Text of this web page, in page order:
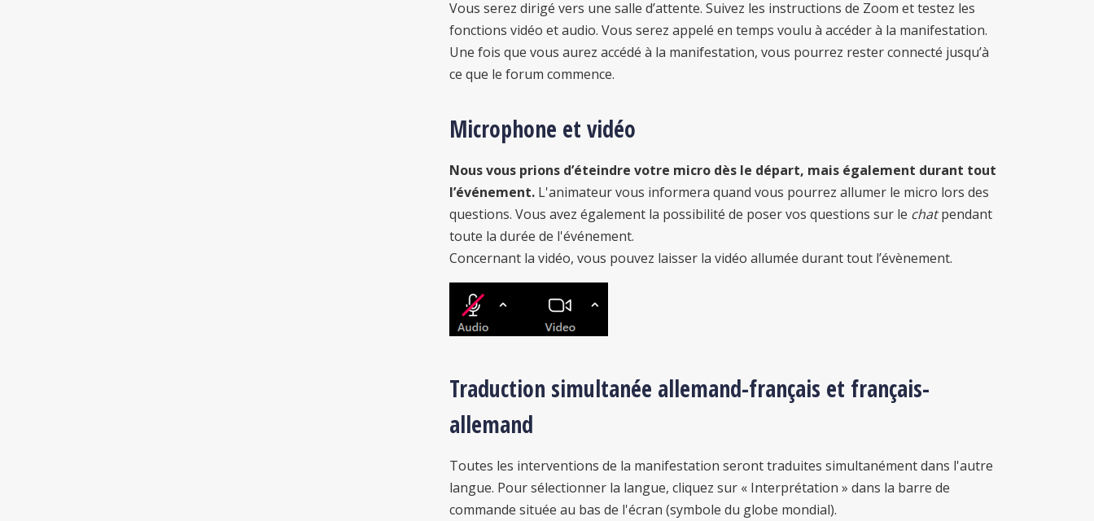
Vous serez dirigé vers une salle d’attente. Suivez les instructions de Zoom et testez les
fonctions vidéo et audio. Vous serez appelé en temps voulu à accéder à la manifestation.
Une fois que vous aurez accédé à la manifestation, vous pourrez rester connecté jusqu’à
ce que le forum commence.
Microphone et vidéo
Nous vous prions d’éteindre votre micro dès le départ, mais également durant tout
l’événement. L'animateur vous informera quand vous pourrez allumer le micro lors des
questions. Vous avez également la possibilité de poser vos questions sur le chatpendant
toute la durée de l'événement.
Concernant la vidéo, vous pouvez laisser la vidéo allumée durant tout l’évènement.
Traduction simultanée allemand-français et français-
allemand
Toutes les interventions de la manifestation seront traduites simultanément dans l'autre
langue. Pour sélectionner la langue, cliquez sur « Interprétation » dans la barre de
commande située au bas de l'écran (symbole du globe mondial).